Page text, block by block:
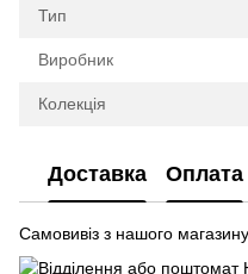
Тип
Виробник
Колекція
Доставка Оплата
Самовивіз з нашого